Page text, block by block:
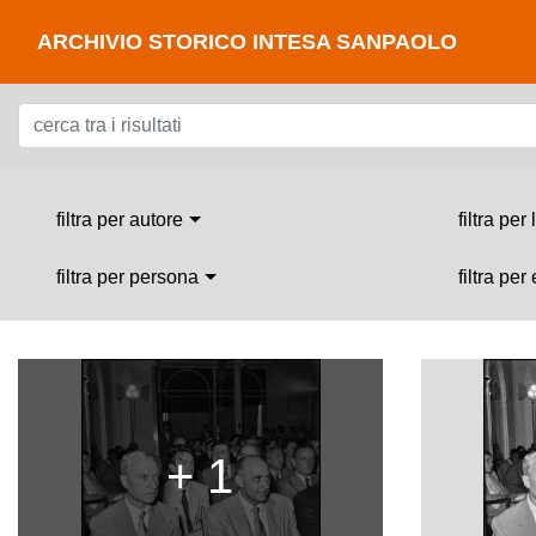
ARCHIVIO STORICO INTESA SANPAOLO
filtra per autore filtra per
filtra per persona filtra per
+ 1